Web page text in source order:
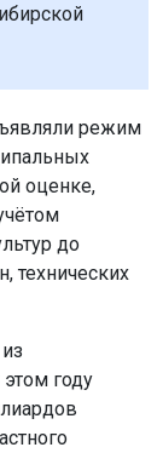
режим
оценке,
до
технических
году